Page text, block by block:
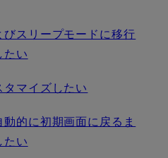
スリープモードに移行
たい
マイズしたい
的に初期画面に戻るま
たい